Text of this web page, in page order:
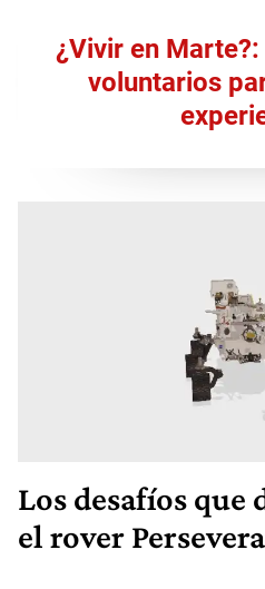
¿Vivir en
voluntarios
Los desafíos que
el rover